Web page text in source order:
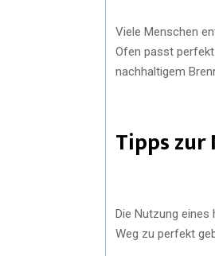
Viele Menschen
Ofen passt perfekt
nachhaltigem
Tipps
Die Nutzung
Weg zu perfekt